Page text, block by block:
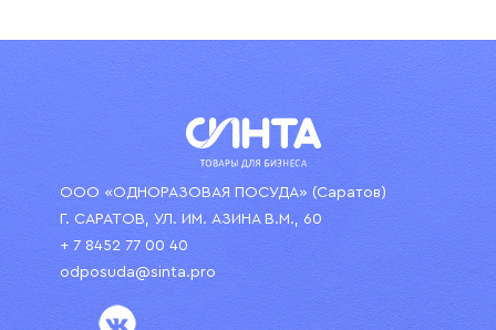
ООО «ОДНОРАЗОВАЯ ПОСУДА» (Саратов)
Г. САРАТОВ, УЛ. ИМ. АЗИНА В.М., 60
+ 7 8452 77 00 40
odposuda@sinta.pro